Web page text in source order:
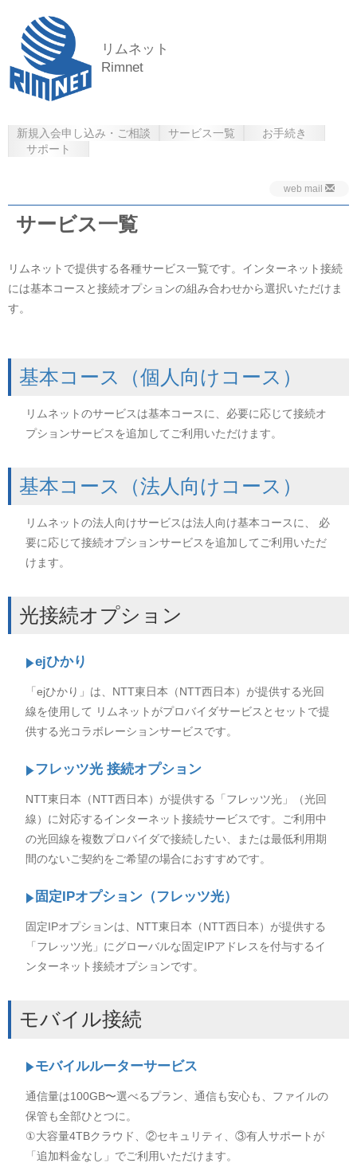
リムネット
Rimnet
新規入会申し込み・ご相談 サービス一覧
お手続き
サポート
web mail
サービス一覧
リムネットで提供する各種サービス一覧です。インターネット接続
には基本コースと接続オプションの組み合わせから選択いただけま
す。
基本コース（個人向けコース）
リムネットのサービスは基本コースに、必要に応じて接続オ
プションサービスを追加してご利用いただけます。
基本コース（法人向けコース）
リムネットの法人向けサービスは法人向け基本コースに、 必
要に応じて接続オプションサービスを追加してご利用いただ
けます。
光接続オプション
ejひかり
「ejひかり」は、NTT東日本（NTT西日本）が提供する光回
線を使用して リムネットがプロバイダサービスとセットで提
供する光コラボレーションサービスです。
フレッツ光 接続オプション
NTT東日本（NTT西日本）が提供する「フレッツ光」（光回
線）に対応するインターネット接続サービスです。ご利用中
の光回線を複数プロバイダで接続したい、または最低利用期
間のないご契約をご希望の場合におすすめです。
固定IPオプション（フレッツ光）
固定IPオプションは、NTT東日本（NTT西日本）が提供する
「フレッツ光」にグローバルな固定IPアドレスを付与するイ
ンターネット接続オプションです。
モバイル接続
モバイルルーターサービス
通信量は100GB〜選べるプラン、通信も安心も、ファイルの
保管も全部ひとつに。
①大容量4TBクラウド、②セキュリティ、③有人サポートが
「追加料金なし」でご利用いただけます。